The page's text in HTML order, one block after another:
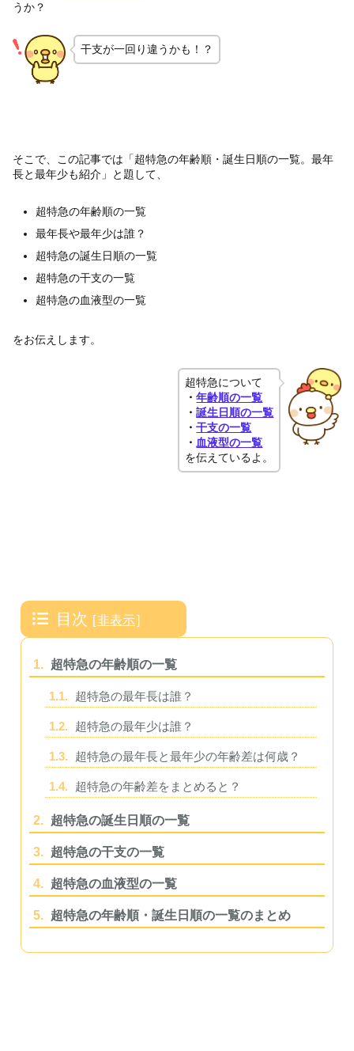
うか？
干支が一回り違うかも！？
そこで、この記事では「超特急の年齢順・誕生日順の一覧。最年
長と最年少も紹介」と題して、
超特急の年齢順の一覧
最年長や最年少は誰？
超特急の誕生日順の一覧
超特急の干支の一覧
超特急の血液型の一覧
をお伝えします。
超特急について
・年齢順の一覧
・誕生日順の一覧
・干支の一覧
・ 血液型の一覧
を伝えているよ。
目次 [非表示]
1. 超特急の年齢順の一覧
1.1. 超特急の最年長は誰？
1.2. 超特急の最年少は誰？
1.3. 超特急の最年長と最年少の年齢差は何歳？
1.4. 超特急の年齢差をまとめると？
2. 超特急の誕生日順の一覧
3. 超特急の干支の一覧
4. 超特急の血液型の一覧
5. 超特急の年齢順・誕生日順の一覧のまとめ